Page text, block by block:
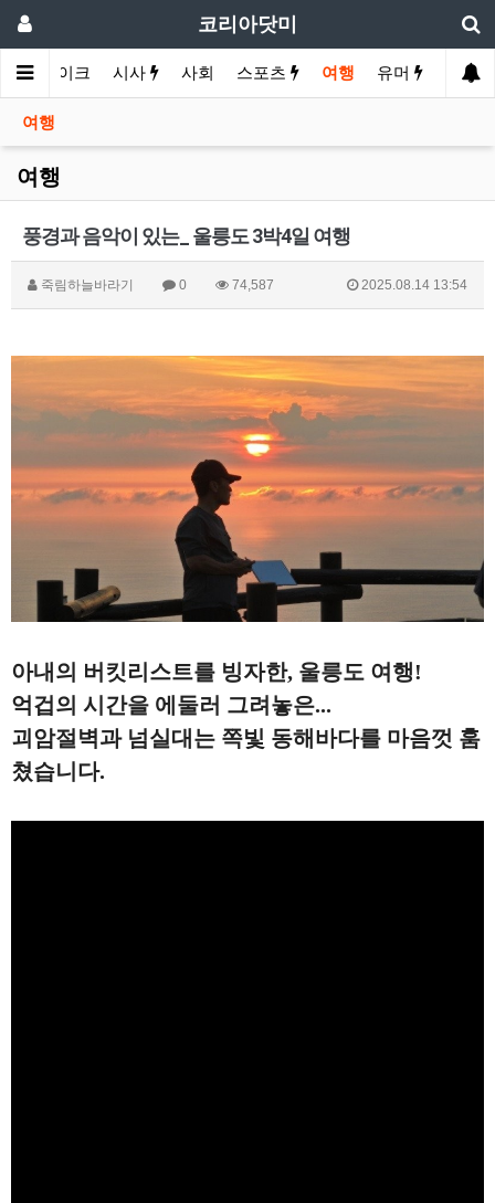
코리아닷미
바이크 시사 사회 스포츠 여행 유머
여행
여행
풍경과 음악이 있는_ 울릉도 3박4일 여행
죽림하늘바라기 0 74,587 2025.08.14 13:54
아내의 버킷리스트를 빙자한, 울릉도 여행!
억겁의 시간을 에둘러 그려놓은...
괴암절벽과 넘실대는 쪽빛 동해바다를 마음껏 훔
쳤습니다.